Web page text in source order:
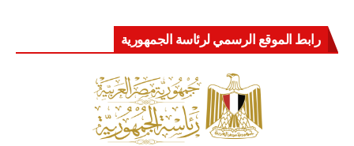
رابط الموقع الرسمي لرئاسة الجمهورية